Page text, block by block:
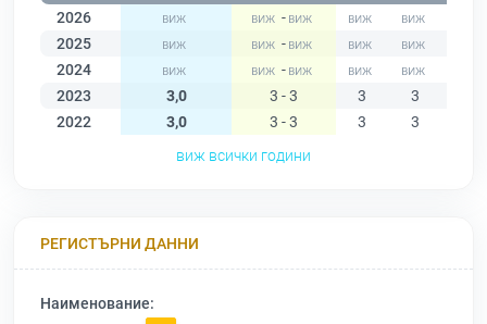
2026
-
2025
-
2024
-
2023
3,0 3 - 3 3 3
2022
3,0 3 - 3 3 3
виж всички години
РЕГИСТЪРНИ ДАННИ
Наименование: